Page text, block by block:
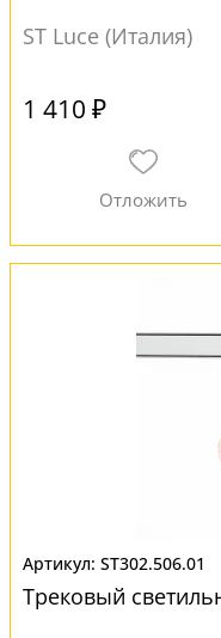
ST Luce (Италия)
1 410 ₽
ST302.506.01
Трековый